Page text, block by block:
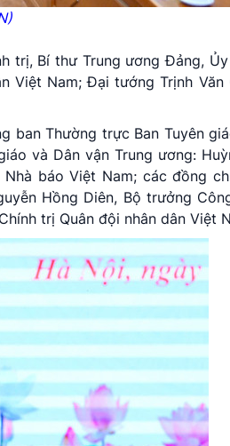
trị, Bí thư Trung ương Đảng, Ủy
Việt Nam; Đại tướng Trịnh Văn
ban Thường trực Ban Tuyên
và Dân vận Trung ương:
báo Việt Nam; các đồng
Hồng Diên, Bộ trưởng
trị Quân đội nhân dân Việt